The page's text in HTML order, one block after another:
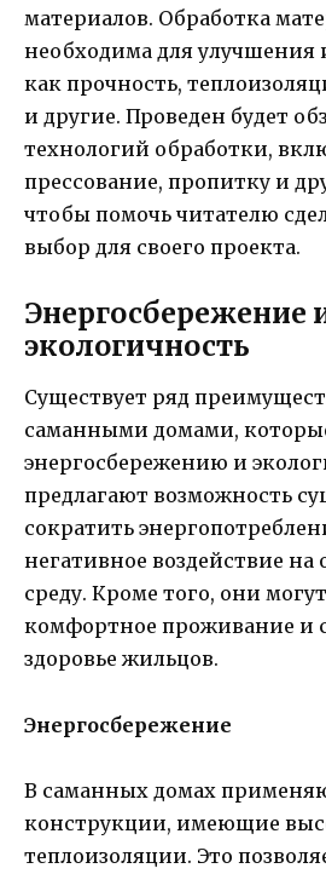
материалов. Обработка
необходима для улучшения
как прочность,
и другие. Проведен будет
технологий обработки,
прессование, пропитку и
чтобы помочь читателю
выбор для своего проекта.
Энергосбережение
экологичность
Существует ряд
саманными домами,
энергосбережению и
предлагают возможность
сократить
негативное воздействие
среду. Кроме того, они
комфортное проживание и
здоровье жильцов.
Энергосбережение
В саманных домах
конструкции, имеющие
теплоизоляции. Это